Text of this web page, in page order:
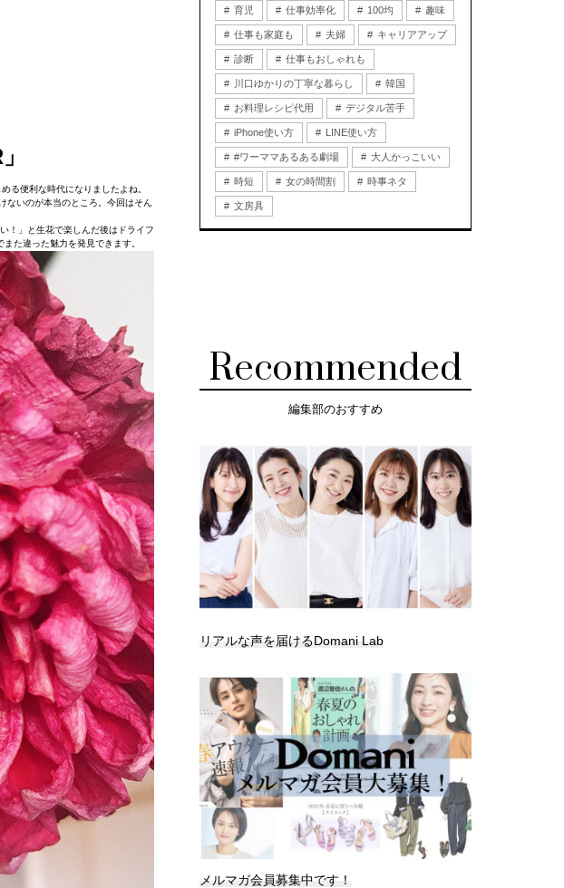
る便利な時代になりましたよね。
ないのが本当のところ。今回はそん
！」と生花で楽しんだ後はドライフ
た違った魅力を発見できます。
育児 仕事効率化 100均 趣味
仕事も家庭も 夫婦 キャリアアップ
診断 仕事もおしゃれも
川口ゆかりの丁寧な暮らし 韓国
お料理レシピ代用 デジタル苦手
iPhone使い方 LINE使い方
#ワーママあるある劇場 大人かっこいい
時短 女の時間割 時事ネタ
文房具
Recommended
編集部のおすすめ
リアルな声を届けるDomani Lab
メルマガ会員募集中です！